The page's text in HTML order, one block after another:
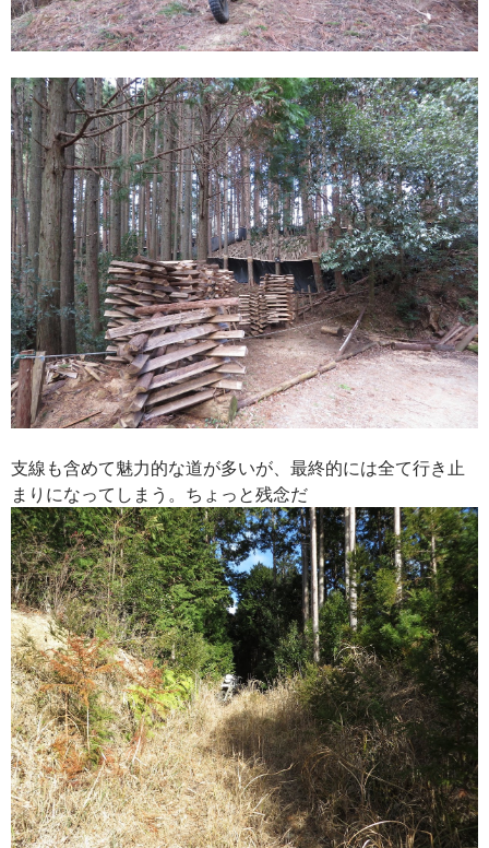
支線も含めて魅力的な道が多いが、最終的には全て行き止
まりになってしまう。ちょっと残念だ